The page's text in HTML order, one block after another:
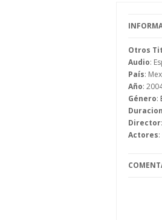
Otros
Audio:
País:
Año:
Género:
Duracion
Director
Actores